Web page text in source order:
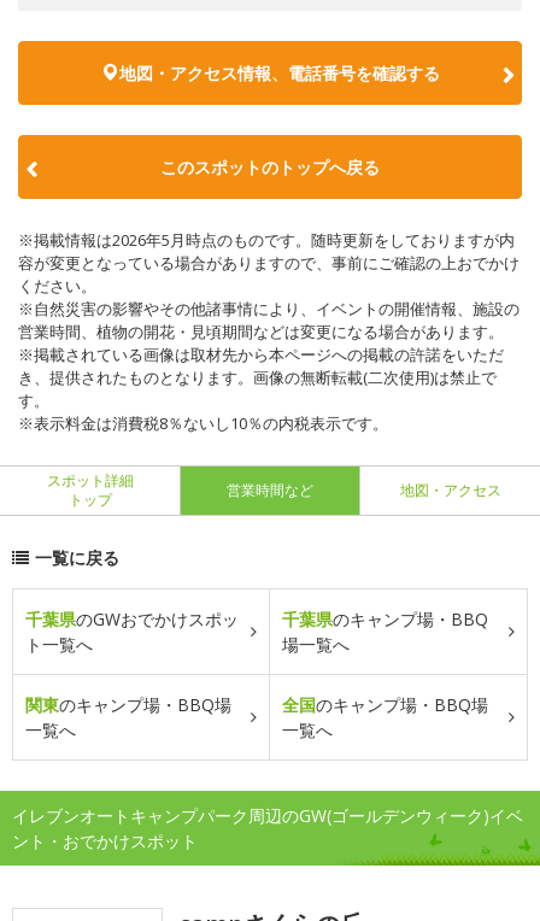
地図・アクセス情報、電話番号を確認する
このスポットのトップへ戻る
※掲載情報は2026年5月時点のものです。随時更新をしておりますが内
容が変更となっている場合がありますので、事前にご確認の上おでかけ
ください。
※自然災害の影響やその他諸事情により、イベントの開催情報、施設の
営業時間、植物の開花・見頃期間などは変更になる場合があります。
※掲載されている画像は取材先から本ページへの掲載の許諾をいただ
き、提供されたものとなります。画像の無断転載(二次使用)は禁止で
す。
※表示料金は消費税8％ないし10％の内税表示です。
スポット詳細
トップ
営業時間など 地図・アクセス
一覧に戻る
千葉県のGWおでかけスポッ
ト一覧へ
千葉県のキャンプ場・BBQ
場一覧へ
関東のキャンプ場・BBQ場
一覧へ
全国のキャンプ場・BBQ場
一覧へ
イレブンオートキャンプパーク周辺のGW(ゴールデンウィーク)イベ
ント・おでかけスポット